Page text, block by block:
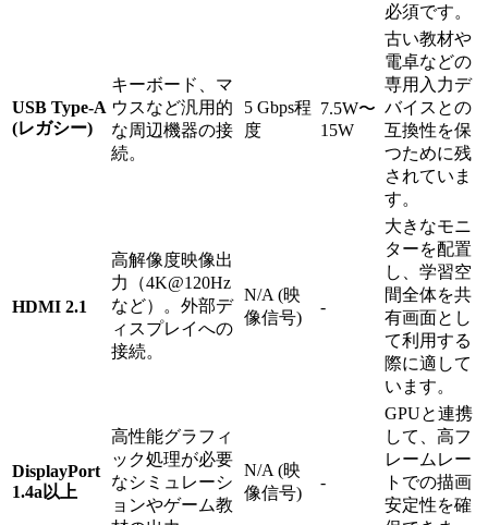
必須です。
USB Type-A
(レガシー)
キーボード、マ
ウスなど汎用的
な周辺機器の接
続。
5 Gbps程
度
7.5W〜
15W
古い教材や
電卓などの
専用入力デ
バイスとの
互換性を保
つために残
されていま
す。
HDMI 2.1
高解像度映像出
力（4K@120Hz
など）。外部デ
ィスプレイへの
接続。
N/A (映
像信号)
-
大きなモニ
ターを配置
し、学習空
間全体を共
有画面とし
て利用する
際に適して
います。
DisplayPort
1.4a以上
高性能グラフィ
ック処理が必要
なシミュレーシ
ョンやゲーム教
N/A (映
像信号)
-
GPUと連携
して、高フ
レームレー
トでの描画
安定性を確